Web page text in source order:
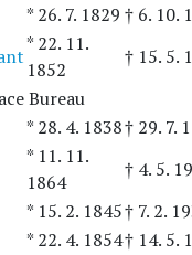
* 26. 7. 1829 † 6. 10.
* 22. 11.
1852
† 15. 5.
Bureau
* 28. 4. 1838† 29. 7.
* 11. 11.
1864
† 4. 5.
* 15. 2. 1845† 7. 2.
* 22. 4. 1854† 14. 5.